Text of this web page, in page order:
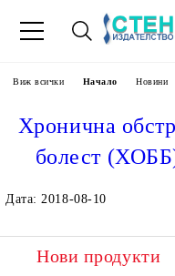
Виж всички Начало Новини
Хронична
болест
Дата: 2018-08-10
Нови продукти